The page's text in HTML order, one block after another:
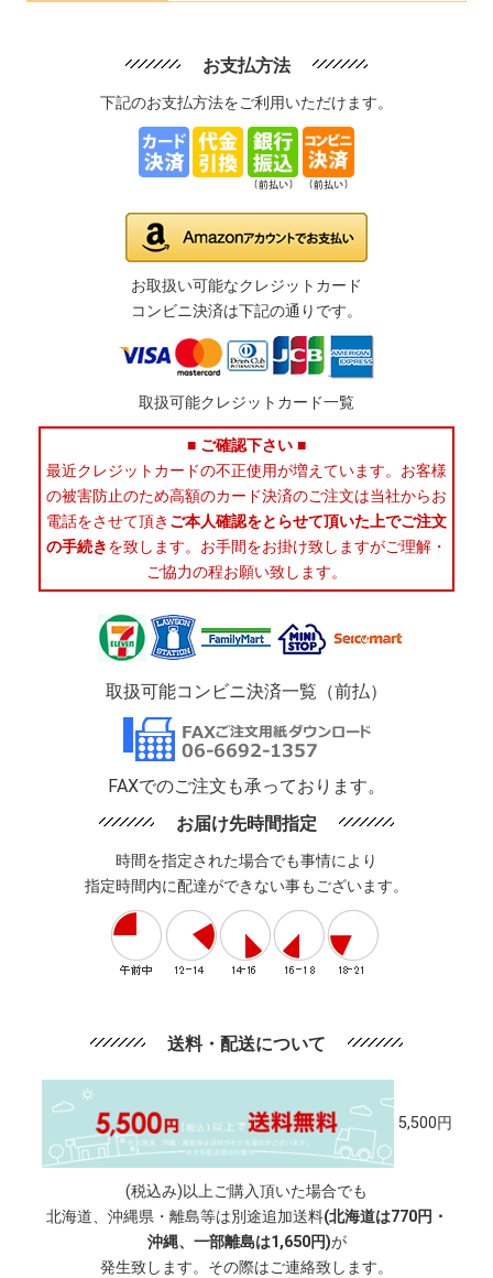
お支払方法
下記のお支払方法をご利用いただけます。
お取扱い可能なクレジットカード
コンビニ決済は下記の通りです。
取扱可能クレジットカード一覧
■ ご確認下さい ■
最近クレジットカードの不正使用が増えています。お客様
の被害防止のため高額のカード決済のご注文は当社からお
電話をさせて頂き ご本人確認をとらせて頂いた上でご注文
の手続きを致します。お手間をお掛け致しますがご理解・
ご協力の程お願い致します。
取扱可能コンビニ決済一覧（前払）
FAXでのご注文も承っております。
お届け先時間指定
時間を指定された場合でも事情により
指定時間内に配達ができない事もございます。
送料・配送について
5,500円
(税込み)以上ご購入頂いた場合でも
北海道、沖縄県・離島等は別途追加送料(北海道は770円・
沖縄、一部離島は1,650円)が
発生致します。その際はご連絡致します。